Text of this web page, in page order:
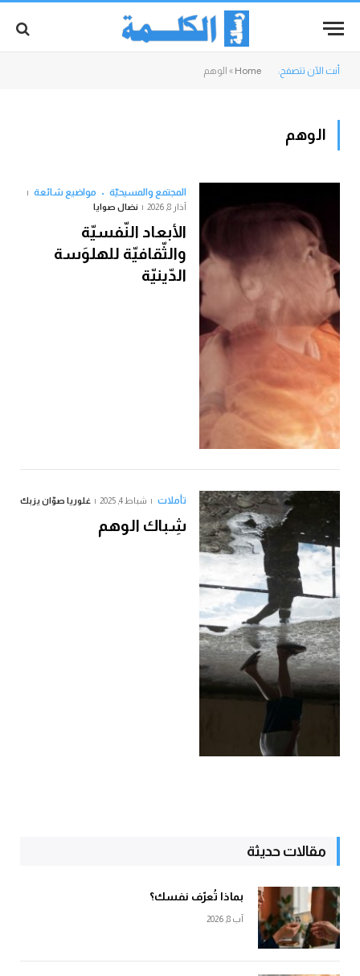
أنت الآن تتصفح: Home
» الوهم
الوهم
المجتمع والمسيحيّة مواضيع شائعة
آذار 8, 2026 نضال صوايا
الأبعاد النّفسيّة
والثّقافيّة للهلوَسة
الدّينيّة
تأملات شباط 4, 2025 غلوريا صوّان يزبك
شِباك الوهم
مقالات حديثة
بماذا تُعرّف نفسك؟
آب 8, 2026